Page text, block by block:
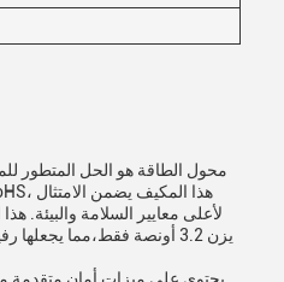
محول الطاقة هو الحل المتطور
لأعلى معايير السلامة والبيئة.
يزن 3.2 أونصة فقط،مما